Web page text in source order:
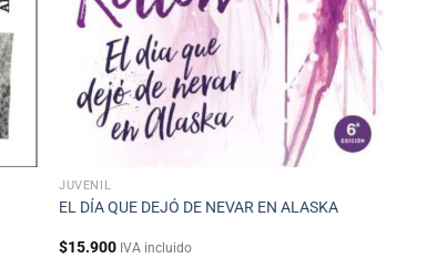
JUVENIL
EL DÍA QUE DEJÓ DE NEVAR EN ALASKA
$15.900 IVA incluido